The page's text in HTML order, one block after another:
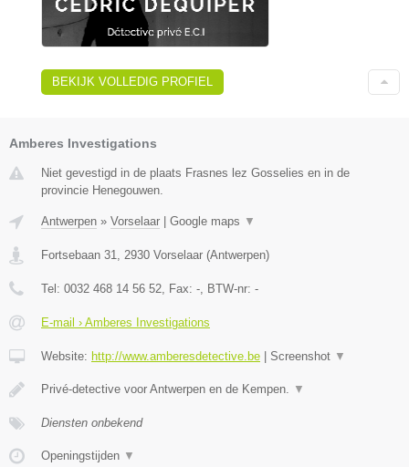
BEKIJK VOLLEDIG PROFIEL
Amberes Investigations
Niet gevestigd in de plaats Frasnes lez Gosselies en in de
provincie Henegouwen.
Antwerpen » Vorselaar Google maps ▼
Fortsebaan 31 2930 Vorselaar (Antwerpen)
Tel: 0032 468 14 56 52 , Fax: - , BTW-nr: -
E-mail › Amberes Investigations
Website: http://www.amberesdetective.be Screenshot ▼
Privé-detective voor Antwerpen en de Kempen. ▼
Diensten onbekend
Openingstijden ▼